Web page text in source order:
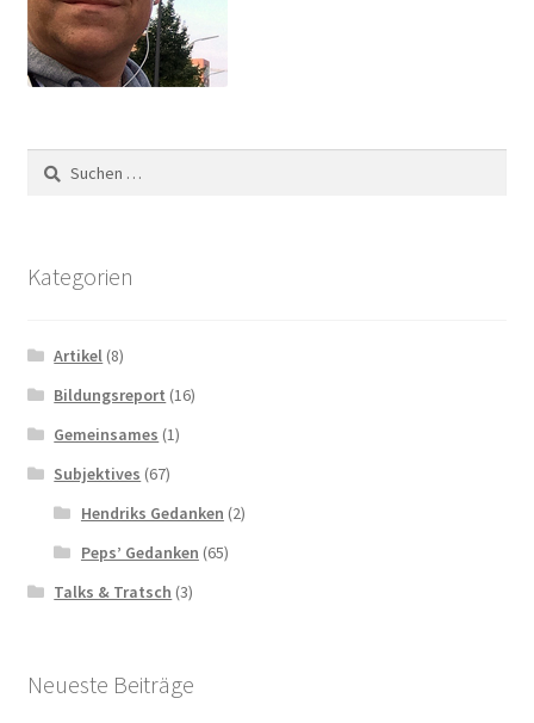
Suchen
nach:
Kategorien
Artikel (8)
Bildungsreport (16)
Gemeinsames (1)
Subjektives (67)
Hendriks Gedanken (2)
Peps’ Gedanken (65)
Talks & Tratsch (3)
Neueste Beiträge